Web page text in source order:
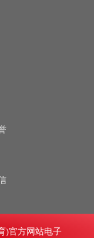
)官方网站电子